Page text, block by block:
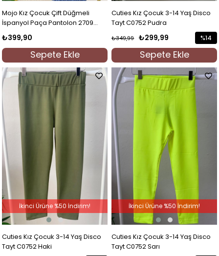
Mojo Kız Çocuk Çift Düğmeli
İspanyol Paça Pantolon 2709
₺399,90
Sepete Ekle
Cuties Kız Çocuk 3-14 Yaş Disco
Tayt C0752 Pudra
₺299,99
₺349,99
Sepete Ekle
%14
İndirim
Cuties Kız Çocuk 3-14 Yaş Disco
Tayt C0752 Haki
İkinci Ürüne %50 İndirim!
Cuties Kız Çocuk 3-14 Yaş Disco
Tayt C0752 Sarı
İkinci Ürüne %50 İndirim!